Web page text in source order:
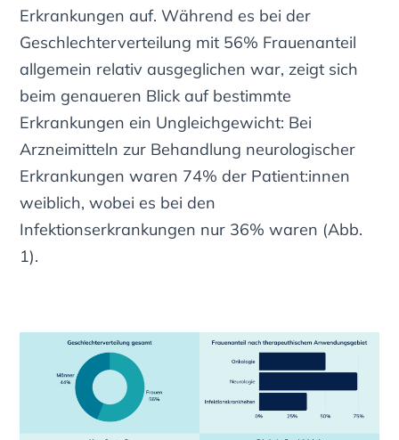
Erkrankungen auf. Während es bei der
Geschlechterverteilung mit 56% Frauenanteil
allgemein relativ ausgeglichen war, zeigt sich
beim genaueren Blick auf bestimmte
Erkrankungen ein Ungleichgewicht: Bei
Arzneimitteln zur Behandlung neurologischer
Erkrankungen waren 74% der Patient:innen
weiblich, wobei es bei den
Infektionserkrankungen nur 36% waren (Abb.
1).